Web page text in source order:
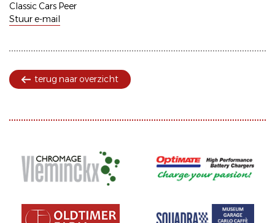
Classic Cars Peer
Stuur e-mail
terug naar overzicht